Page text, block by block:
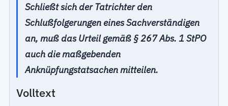
Schließt sich der Tatrichter den
Schlußfolgerungen eines Sachverständigen
an, muß das Urteil gemäß § 267 Abs. 1 StPO
auch die maßgebenden
Anknüpfungstatsachen mitteilen.
Volltext